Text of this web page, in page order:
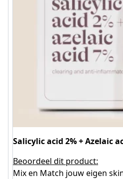
Salicylic acid 2% + Azelaic
Beoordeel dit product:
Mix en Match jouw eigen